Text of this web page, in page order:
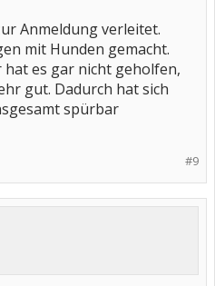
Anmeldung verleitet.
mit Hunden gemacht.
es gar nicht geholfen,
gut. Dadurch hat sich
spürbar
#9